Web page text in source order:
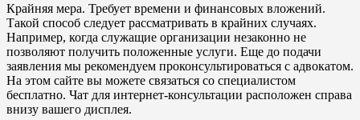
Крайняя мера. Требует времени и финансовых вложений.
Такой способ следует рассматривать в крайних случаях.
Например, когда служащие организации незаконно не
позволяют получить положенные услуги. Еще до подачи
заявления мы рекомендуем проконсультироваться с адвокатом.
На этом сайте вы можете связаться со специалистом
бесплатно. Чат для интернет-консультации расположен справа
внизу вашего дисплея.